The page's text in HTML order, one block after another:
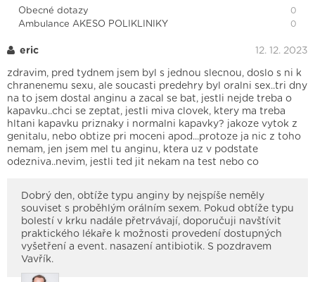
Obecné dotazy 0
Ambulance AKESO POLIKLINIKY 0
eric 12. 12. 2023
zdravim, pred tydnem jsem byl s jednou slecnou, doslo s ni k
chranenemu sexu, ale soucasti predehry byl oralni sex..tri dny
na to jsem dostal anginu a zacal se bat, jestli nejde treba o
kapavku..chci se zeptat, jestli miva clovek, ktery ma treba
hltani kapavku priznaky i normalni kapavky? jakoze vytok z
genitalu, nebo obtize pri moceni apod...protoze ja nic z toho
nemam, jen jsem mel tu anginu, ktera uz v podstate
odezniva..nevim, jestli ted jit nekam na test nebo co
Dobrý den, obtíže typu anginy by nejspíše neměly
souviset s proběhlým orálním sexem. Pokud obtíže typu
bolestí v krku nadále přetrvávají, doporučuji navštívit
praktického lékaře k možnosti provedení dostupných
vyšetření a event. nasazení antibiotik. S pozdravem
Vavřík.